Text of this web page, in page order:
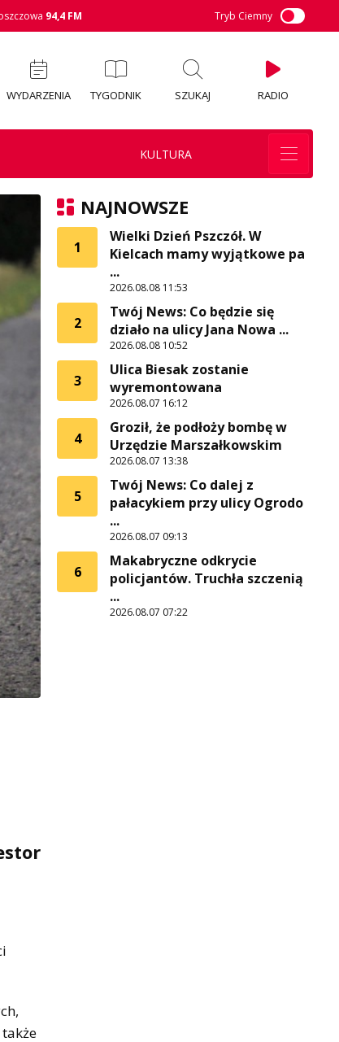
94,4 FM Tryb Ciemny
WYDARZENIA TYGODNIK SZUKAJ RADIO
KULTURA
NAJNOWSZE
1
Wielki Dzień Pszczół. W
Kielcach mamy wyjątkowe pa
...
2026.08.08 11:53
2
Twój News: Co będzie się
działo na ulicy Jana Nowa ...
2026.08.08 10:52
3
Ulica Biesak zostanie
wyremontowana
2026.08.07 16:12
4
Groził, że podłoży bombę w
Urzędzie Marszałkowskim
2026.08.07 13:38
5
Twój News: Co dalej z
pałacykiem przy ulicy Ogrodo
...
2026.08.07 09:13
6
Makabryczne odkrycie
policjantów. Truchła szczenią
...
2026.08.07 07:22